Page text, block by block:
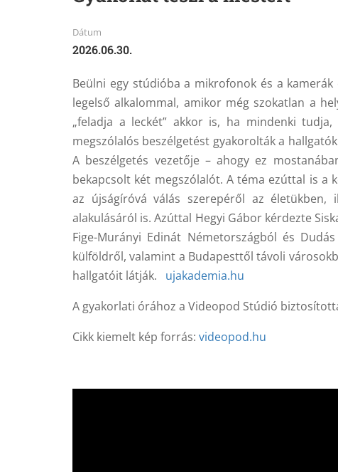
Dátum
2026.06.30.
Beülni egy stúdióba a mikrofonok és a
legelső alkalommal, amikor még szokatlan a
„feladja a leckét” akkor is, ha mindenki
megszólalós beszélgetést gyakorolták a
A beszélgetés vezetője – ahogy ez
bekapcsolt két megszólalót. A téma ezúttal is a
az újságíróvá válás szerepéről az
alakulásáról is. Azúttal Hegyi Gábor kérdezte
Fige-Murányi Edinát Németországból és
külföldről, valamint a Budapesttől távoli
hallgatóit látják. ujakademia.hu
A gyakorlati órához a Videopod Stúdió
Cikk kiemelt kép forrás: videopod.hu